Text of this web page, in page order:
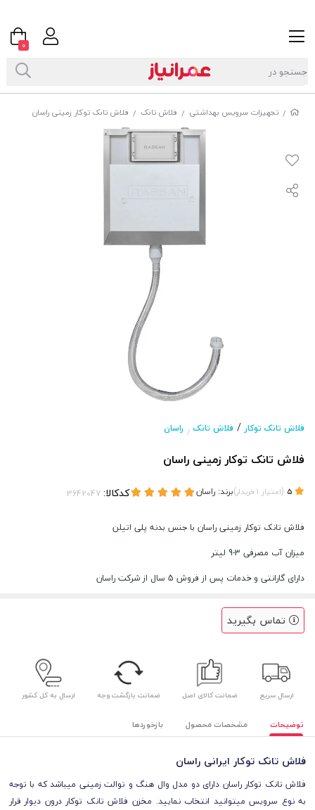
/ تجهیزات سرویس بهداشتی / فلاش تانک / فلاش تانک توکار زمینی راسان
فلاش تانک توکار/ فلاش تانک / راسان
فلاش تانک توکار زمینی راسان
(امتیاز 1خریدار)برند: راسان کدکالا:
فلاش تانک توکار زمینی راسان با جنس بدنه پلی اتیلن
میزان آب مصرفی 3-9 لیتر
دارای گارانتی و خدمات پس از فروش 5 سال از شرکت راسان
تماس بگیرید
ارسال سریع ضمانت کالای اصل ضمانت بازگشت وجه ارسال به کل کشور
توضیحات مشخصات محصول بازخوردها
فلاش تانک توکار ایرانی راسان
فلاش تانک توکار راسان دارای دو مدل وال هنگ و توالت زمینی میباشد که با توجه
به نوع سرویس میتوانید انتخاب نمایید. مخزن فلاش تانک توکار درون ديوار قرار
0